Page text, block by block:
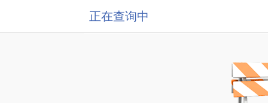
正在查询中